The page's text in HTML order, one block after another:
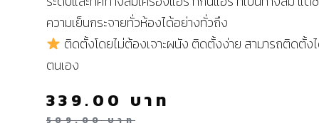
ความเย็นกระจายทั่วห้องได้อย่างทั่วถึง
ติดตั้งโดยไม่ต้องเจาะผนัง ติดตั้งง่าย สามารถติดตั้ง
ตนเอง
509.00บาท
339.00 บาท